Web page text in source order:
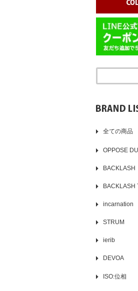
全ての商品
OPPOSE
BACKLASH
BACKLASH
incarnation
STRUM
ierib
DEVOA
ISO:位相